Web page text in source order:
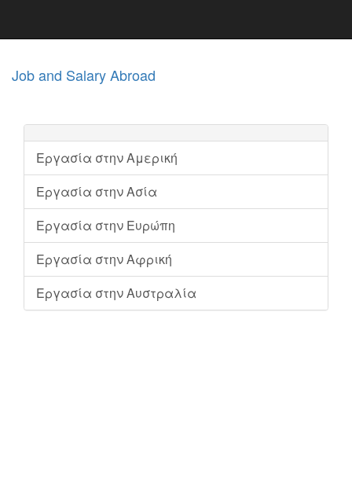
Job and Salary Abroad
Εργασία στην Αμερική
Εργασία στην Ασία
Εργασία στην Ευρώπη
Εργασία στην Αφρική
Εργασία στην Αυστραλία